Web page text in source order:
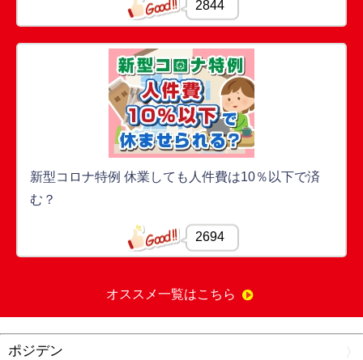
2844
新型コロナ特例 休業しても人件費は10％以下で済
む？
2694
オススメ一覧はこちら
ポジデン